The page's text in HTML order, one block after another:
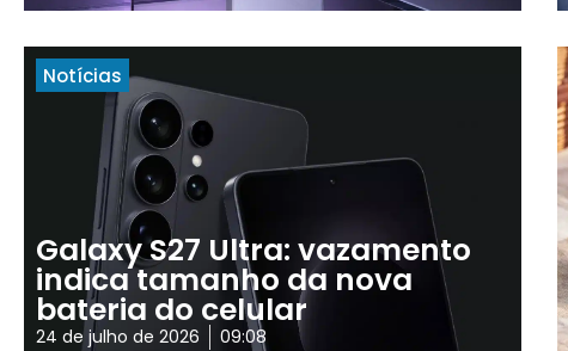
Notícias
Galaxy S27 Ultra: vazamento
indica tamanho da nova
bateria do celular
24 de julho de 2026 09:08